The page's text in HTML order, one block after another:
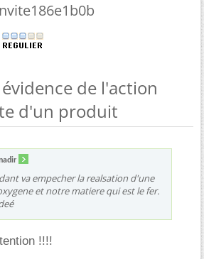
de l'action
d'un produit
va empecher la realsation d'une
et notre matiere qui est le fer.
!!!!